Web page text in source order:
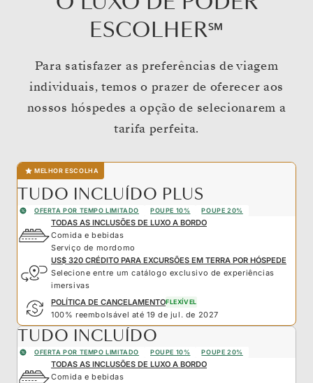
ESCOLHER℠
Para satisfazer as preferências de viagem
individuais, temos o prazer de oferecer aos
nossos hóspedes a opção de selecionarem a
tarifa perfeita.
MELHOR ESCOLHA
TUDO INCLUÍDO PLUS
OFERTA POR TEMPO LIMITADO POUPE 10% POUPE 20%
TODAS AS INCLUSÕES DE LUXO A BORDO
Comida e bebidas
Serviço de mordomo
US$ 320 CRÉDITO PARA EXCURSÕES EM TERRA POR HÓSPEDE
Selecione entre um catálogo exclusivo de experiências
imersivas
POLÍTICA DE CANCELAMENTOFLEXÍVEL
100% reembolsável até 19 de jul. de 2027
TUDO INCLUÍDO
OFERTA POR TEMPO LIMITADO POUPE 10% POUPE 20%
TODAS AS INCLUSÕES DE LUXO A BORDO
Comida e bebidas